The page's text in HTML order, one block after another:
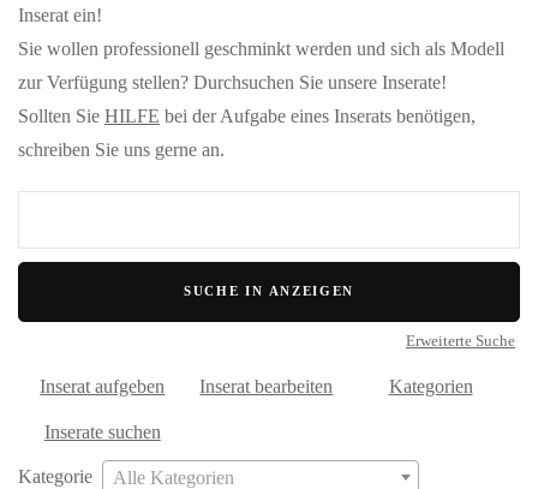
Inserat ein!
Sie wollen professionell geschminkt werden und sich als Modell
zur Verfügung stellen? Durchsuchen Sie unsere Inserate!
Sollten Sie HILFE bei der Aufgabe eines Inserats benötigen,
schreiben Sie uns gerne an.
Erweiterte Suche
Inserat aufgeben Inserat bearbeiten Kategorien
Inserate suchen
Kategorie Alle Kategorien